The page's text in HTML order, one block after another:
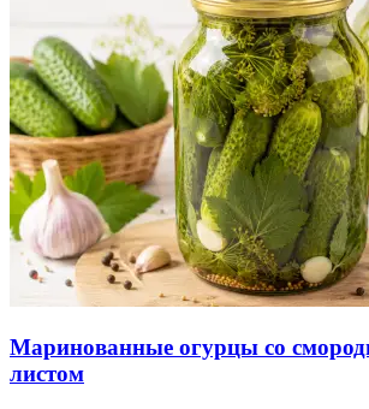
Маринованные огурцы со
листом